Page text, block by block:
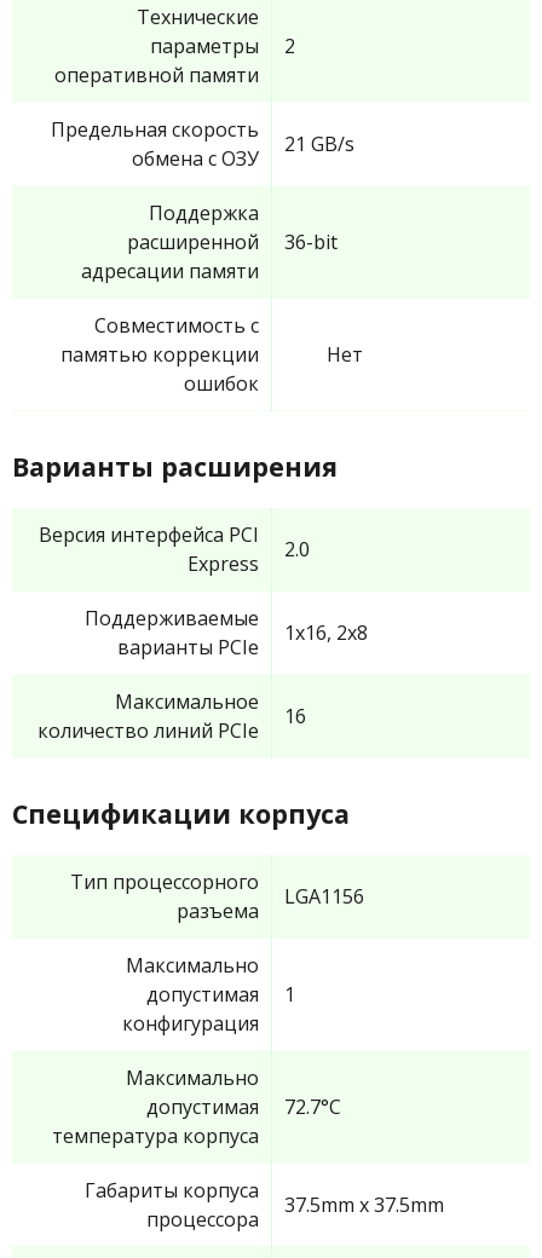
Технические
параметры
оперативной памяти
2
Предельная скорость
обмена с ОЗУ
21 GB/s
Поддержка
расширенной
адресации памяти
36-bit
Совместимость с
памятью коррекции
ошибок
Нет
Варианты расширения
Версия интерфейса PCI
Express
2.0
Поддерживаемые
варианты PCIe
1x16, 2x8
Максимальное
количество линий PCIe
16
Спецификации корпуса
Тип процессорного
разъема
LGA1156
Максимально
допустимая
конфигурация
1
Максимально
допустимая
температура корпуса
72.7°C
Габариты корпуса
процессора
37.5mm x 37.5mm